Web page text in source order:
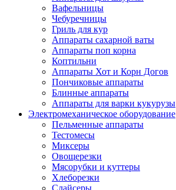
Вафельницы
Чебуречницы
Гриль для кур
Аппараты сахарной ваты
Аппараты поп корна
Коптильни
Аппараты Хот и Корн Догов
Пончиковые аппараты
Блинные аппараты
Аппараты для варки кукурузы
Электромеханическое оборудование
Пельменные аппараты
Тестомесы
Миксеры
Овощерезки
Мясорубки и куттеры
Хлеборезки
Слайсеры